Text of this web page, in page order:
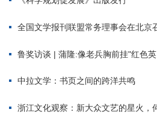
全国文学报刊联盟常务理事会在北京
鲁奖访谈 | 蒲隆:像老兵胸前挂"红色
中拉文学：书页之间的跨洋共鸣
浙江文化观察：新大众文艺的星火，